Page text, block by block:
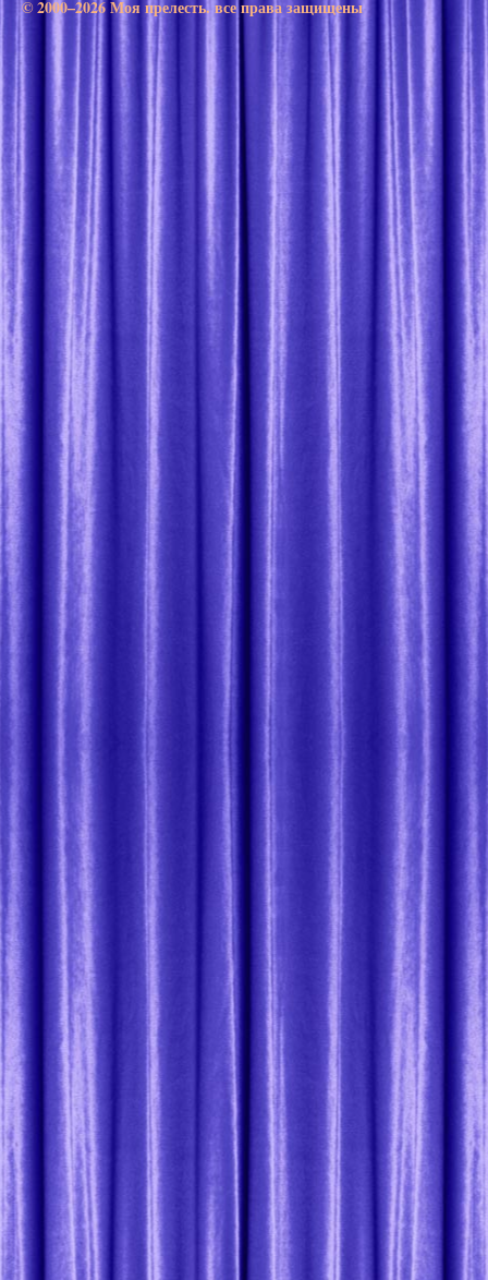
© 2000–2026 Моя прелесть. все права защищены